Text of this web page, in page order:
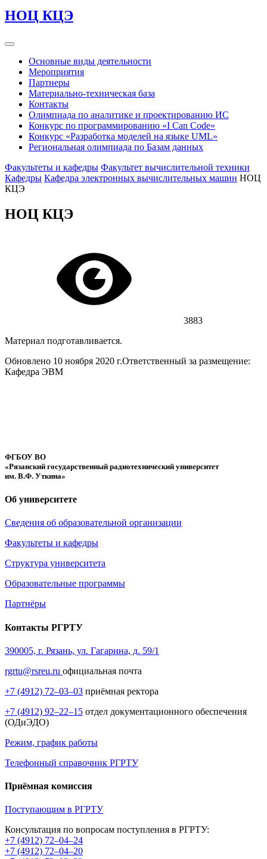
НОЦ КЦЭ
Основные виды деятельности
Мероприятия
Партнеры
Материально-техническая база
Контакты
Олимпиада по аналитике и проектированию ИС
Конкурс по программированию «I Can Code»
Конкурс «Разработка моделей на языке UML»
Региональная олимпиада по Базам данных
Факультеты и кафедры Факультет вычислительной техники
Кафедры Кафедра электронных вычислительных машин НОЦ
КЦЭ
НОЦ КЦЭ
3883
Материал подготавливается.
Обновлено 10 ноября 2020 г.Ответственный за размещение:
Кафедра ЭВМ
ФГБОУ ВО
«Рязанский государственный радиотехнический университет
им. В.Ф. Уткина»
Об университете
Сведения об образовательной организации
Факультеты и кафедры
Структура университета
Образовательные программы
Партнёры
Контакты РГРТУ
390005, г. Рязань, ул. Гагарина, д. 59/1
rgrtu@rsreu.ru официальная почта
+7 (4912) 72–03–03 приёмная ректора
+7 (4912) 92–22–15 отдел документационного обеспечения
(ОДиЭДО)
Режим, график работы
Телефонный справочник РГРТУ
Приёмная комиссия
Поступающим в РГРТУ
Консультация по вопросам поступления в РГРТУ:
+7 (4912) 72–04–24
+7 (4912) 72–04–20